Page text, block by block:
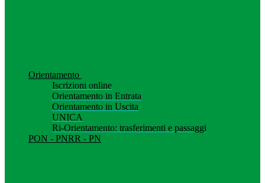
Orientamento
Iscrizioni online
Orientamento in Entrata
Orientamento in Uscita
UNICA
Ri-Orientamento: trasferimenti e passaggi
PON - PNRR - PN